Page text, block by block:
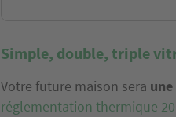
Simple, double, triple
Votre future maison sera
réglementation thermique